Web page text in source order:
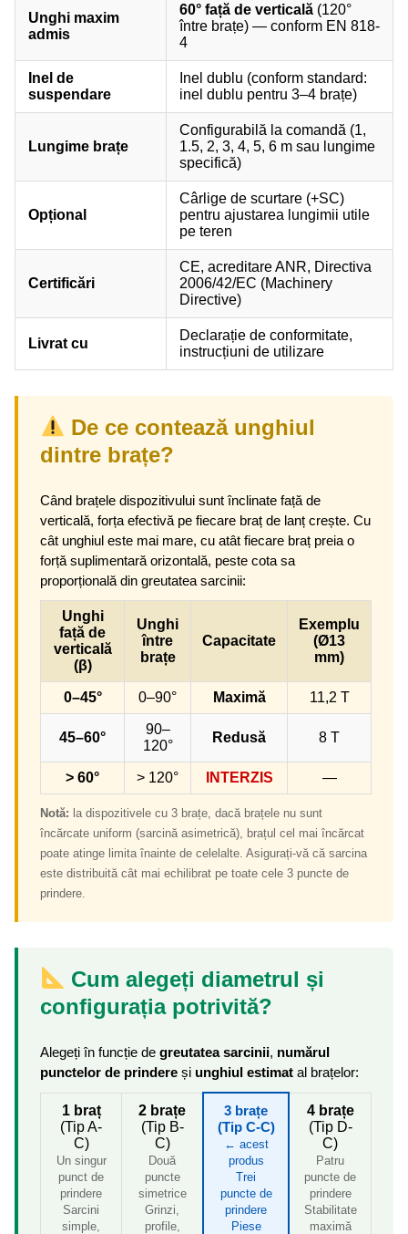
Unghi maxim
admis
60° față de verticală (120°
între brațe) — conform EN 818-
4
Inel de
suspendare
Inel dublu (conform standard:
inel dublu pentru 3–4 brațe)
Lungime brațe
Configurabilă la comandă (1,
1.5, 2, 3, 4, 5, 6 m sau lungime
specifică)
Opțional
Cârlige de scurtare (+SC)
pentru ajustarea lungimii utile
pe teren
Certificări
CE, acreditare ANR, Directiva
2006/42/EC (Machinery
Directive)
Livrat cu
Declarație de conformitate,
instrucțiuni de utilizare
De ce contează unghiul
dintre brațe?
Când brațele dispozitivului sunt înclinate față de
verticală, forța efectivă pe fiecare braț de lanț crește. Cu
cât unghiul este mai mare, cu atât fiecare braț preia o
forță suplimentară orizontală, peste cota sa
proporțională din greutatea sarcinii:
Unghi
față de
verticală
(β)
Unghi
între
brațe
Capacitate
Exemplu
(Ø13
mm)
0–45° 0–90° Maximă 11,2 T
45–60°
90–
120°
Redusă 8 T
> 60° > 120° INTERZIS —
Notă: la dispozitivele cu 3 brațe, dacă brațele nu sunt
încărcate uniform (sarcină asimetrică), brațul cel mai încărcat
poate atinge limita înainte de celelalte. Asigurați-vă că sarcina
este distribuită cât mai echilibrat pe toate cele 3 puncte de
prindere.
Cum alegeți diametrul și
configurația potrivită?
Alegeți în funcție de greutatea sarcinii, numărul
punctelor de prindere și unghiul estimat al brațelor:
1 braț
(Tip A-
C)
Un singur
punct de
prindere
Sarcini
simple,
2 brațe
(Tip B-
C)
Două
puncte
simetrice
Grinzi,
profile,
3 brațe
(Tip C-C)
← acest
produs
Trei
puncte de
prindere
Piese
4 brațe
(Tip D-
C)
Patru
puncte de
prindere
Stabilitate
maximă